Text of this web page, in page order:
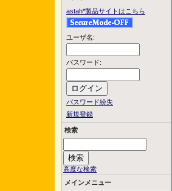
astah*製品サイトはこちら
ユーザ名:
パスワード:
パスワード紛失
新規登録
検索
高度な検索
メインメニュー